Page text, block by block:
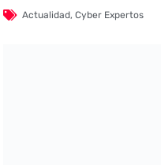
Actualidad,Cyber Expertos